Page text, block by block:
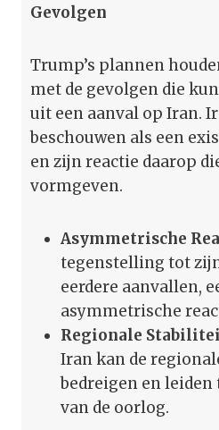
Gevolgen
Trump’s plannen
met de gevolgen die
uit een aanval op Iran.
beschouwen als een
en zijn reactie daarop
vormgeven.
Asymmetrische
tegenstelling tot
eerdere aanvallen,
asymmetrische
Regionale
Iran kan de
bedreigen en
van de oorlog.